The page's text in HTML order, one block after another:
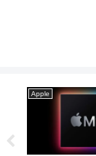
Apple